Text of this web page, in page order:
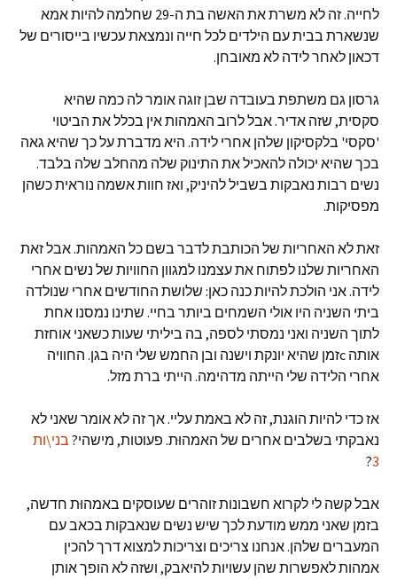
לחייה. זה לא משרת את האשה בת ה-29 שחלמה להיות אמא
שנשארת בבית עם הילדים לכל חייה ונמצאת עכשיו בייסורים של
דכאון לאחר לידה לא מאובחן.
גרסון גם משתפת בעובדה שבן זוגה אומר לה כמה שהיא
סקסית, שזה אדיר. אבל לרוב האמהות אין בכלל את הביטוי
'סקסי' בלקסיקון שלהן אחרי לידה. היא מדברת על כך שהיא גאה
בכך שהיא יכולה להאכיל את התינוק שלה מהחלב שלה בלבד.
נשים רבות נאבקות בשביל להיניק, ואז חוות אשמה נוראית כשהן
מפסיקות.
זאת לא האחריות של הכותבת לדבר בשם כל האמהות. אבל זאת
האחריות שלנו לפתוח את עצמנו למגוון החוויות של נשים אחרי
לידה. אני הולכת להיות כנה כאן: שלושת החודשים אחרי שנולדה
ביתי השניה היו אולי השמחים ביותר בחיי. שתינו נמסנו אחת
לתוך השניה ואני נמסתי לספה, בה ביליתי שעות כשאני אוחזת
אותה cזמן שהיא יונקת וישנה ובן החמש שלי היה בגן. החוויה
אחרי הלידה שלי הייתה מדהימה. הייתי ברת מזל.
אז כדי להיות הוגנת, זה לא באמת עליי. אך זה לא אומר שאני לא
נאבקתי בשלבים אחרים של האמהוּת. פעוטות, מישהי? בני\ות
3
?
אבל קשה לי לקרוא חשבונות זוהרים שעוסקים באמהוּת חדשה,
בזמן שאני ממש מודעת לכך שיש נשים שנאבקות בכאב עם
המעברים שלהן. אנחנו צריכים וצריכות למצוא דרך להכין
אמהות לאפשרות שהן עשויות להיאבק, ושזה לא הופך אותן